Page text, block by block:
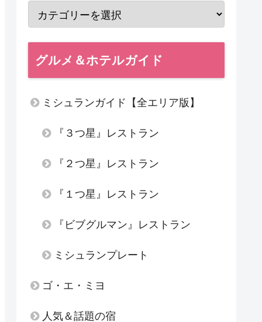
グルメ＆ホテルガイド
ミシュランガイド【全エリア版】
『３つ星』レストラン
『２つ星』レストラン
『１つ星』レストラン
『ビブグルマン』レストラン
ミシュランプレート
ゴ・エ・ミヨ
人気＆話題の宿